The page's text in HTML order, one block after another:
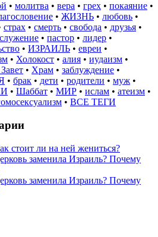
• молитва • вера • грех • покаяние •
• ЖИЗНЬ • любовь •
страх • смерть • свобода • друзья •
служение • пастор • лидер •
• ИЗРАИЛЬ • евреи •
• Холокост • алия • иудаизм •
• Храм • заблуждение •
• брак • дети • родители • муж •
• Шаббат • МИР • ислам • атеизм •
• ВСЕ ТЕГИ
стоит ли на ней жениться?
заменила Израиль? Почему
заменила Израиль? Почему